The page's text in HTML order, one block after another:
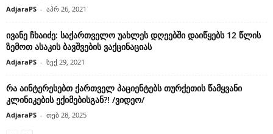
AdjaraPS - აპრ 26, 2021
ივანე ჩხაიძე: საქართველო უახლეს დღეებში დაიწყებს 12 წლის
ზემოთ ასაკის ბავშვების ვაქცინაციას
AdjaraPS - სექ 29, 2021
რა აინტერესებთ ქართველ პაციენტებს თურქეთის წამყვანი
კლინიკების ექიმებისგან?! /ვიდეო/
AdjaraPS - თებ 28, 2025